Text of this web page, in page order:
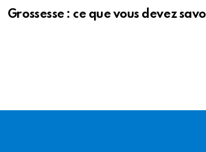
Grossesse : ce que vous devez